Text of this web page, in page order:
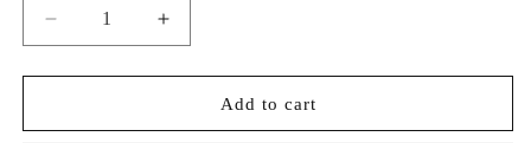
Decrease
quantity
for
King
Increase
quantity
for
Aretes
King
Add to cart